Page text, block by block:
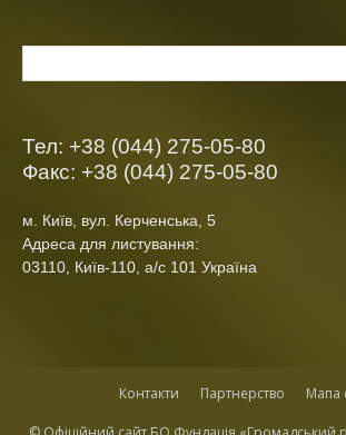
Тел: +38 (044) 275-05-80
Факс: +38 (044) 275-05-80
м. Київ, вул. Керченська, 5
Адреса для листування:
03110, Київ-110, а/с 101 Україна
Контакти Партнерство Мапа